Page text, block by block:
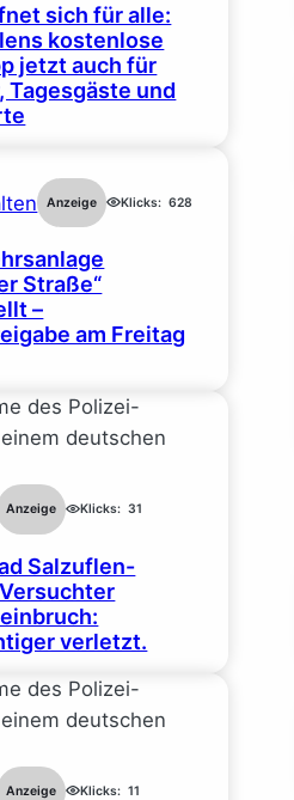
sich für alle:
kostenlose
jetzt auch für
Tagesgäste und
Anzeige Klicks: 628
Straße“
–
am Freitag
Anzeige Klicks: 31
Salzuflen-
verletzt.
Anzeige Klicks: 11